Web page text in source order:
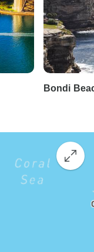
Bondi